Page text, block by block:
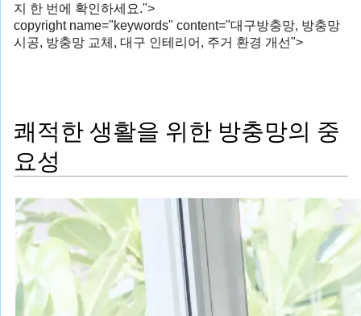
지 한 번에 확인하세요.">
copyright name="keywords" content="대구방충망, 방충망
시공, 방충망 교체, 대구 인테리어, 주거 환경 개선">
쾌적한 생활을 위한 방충망의 중
요성